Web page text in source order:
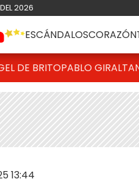
2026
ESCÁNDALOSCORAZÓN
DE BRITOPABLO GIRALT
13:44